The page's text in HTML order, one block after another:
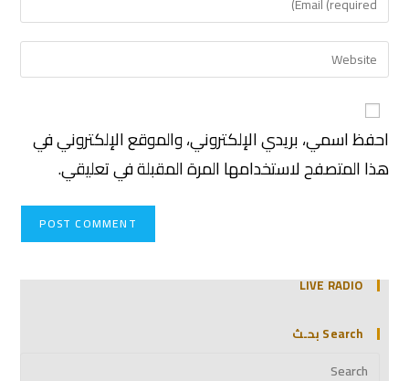
احفظ اسمي، بريدي الإلكتروني، والموقع الإلكتروني في
هذا المتصفح لاستخدامها المرة المقبلة في تعليقي.
LIVE RADIO
Search بحـث